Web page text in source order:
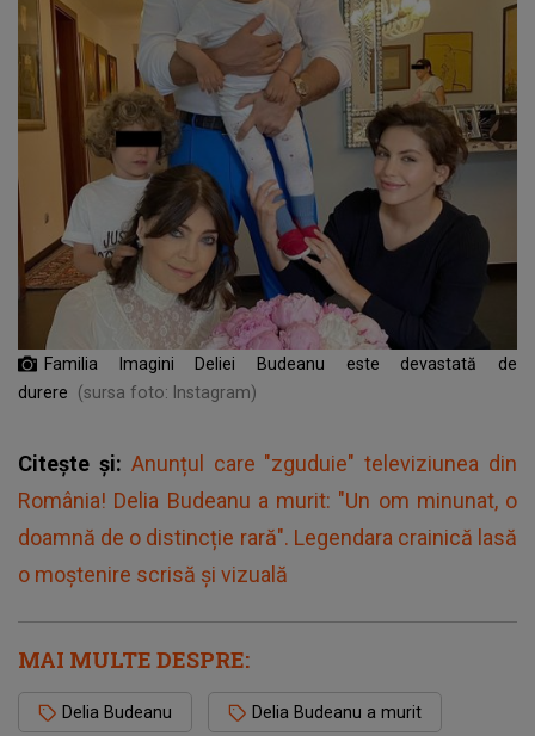
Familia Imagini Deliei Budeanu este devastată de
durere
(sursa foto: Instagram)
Citește și: Anunțul care "zguduie" televiziunea din
România! Delia Budeanu a murit: "Un om minunat, o
doamnă de o distincție rară". Legendara crainică lasă
o moștenire scrisă și vizuală
MAI MULTE DESPRE:
Delia Budeanu Delia Budeanu a murit